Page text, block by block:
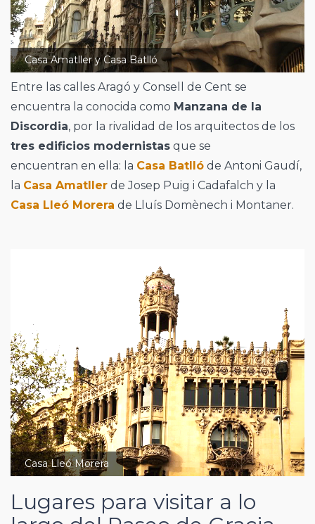
Casa Amatller y Casa Batlló
Entre las calles Aragó y Consell de Cent se
encuentra la conocida como Manzana de la
Discordia, por la rivalidad de los arquitectos de los
tres edificios modernistas que se
encuentran en ella: la Casa Batlló de Antoni Gaudí,
la Casa Amatller de Josep Puig i Cadafalch y la
Casa Lleó Morera de Lluís Domènech i Montaner.
Casa Lleó Morera
Lugares para visitar a lo